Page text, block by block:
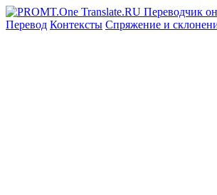
Перевод Контексты Спряжение и